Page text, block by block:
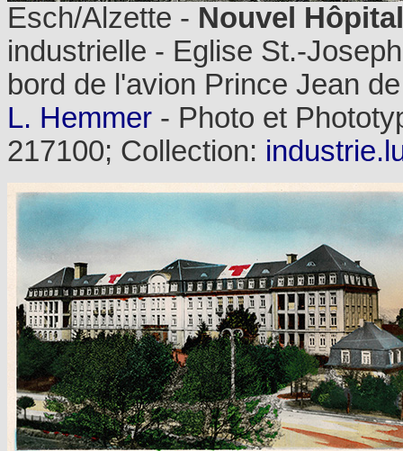
Esch/Alzette - Nouvel
industrielle - Eglise St.-
bord de l'avion Prince Jean
L. Hemmer - Photo et
217100; Collection: